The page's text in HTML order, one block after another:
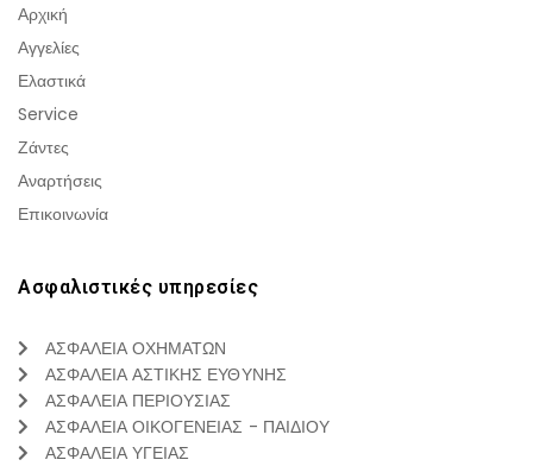
Αρχική
Αγγελίες
Ελαστικά
Service
Ζάντες
Αναρτήσεις
Επικοινωνία
Ασφαλιστικές υπηρεσίες
ΑΣΦΑΛΕΙΑ ΟΧΗΜΑΤΩΝ
ΑΣΦΑΛΕΙΑ ΑΣΤΙΚΗΣ ΕΥΘΥΝΗΣ
ΑΣΦΑΛΕΙΑ ΠΕΡΙΟΥΣΙΑΣ
ΑΣΦΑΛΕΙΑ ΟΙΚΟΓΕΝΕΙΑΣ - ΠΑΙΔΙΟΥ
ΑΣΦΑΛΕΙΑ ΥΓΕΙΑΣ